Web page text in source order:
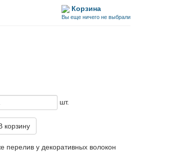
Корзина
Вы еще ничего не выбрали
шт.
корзину
перелив у декоративных волокон